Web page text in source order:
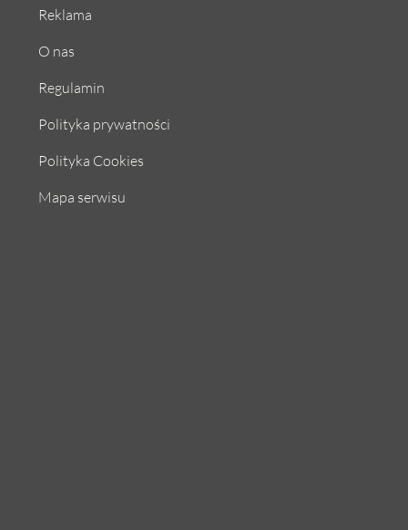
Reklama
O nas
Regulamin
Polityka prywatności
Polityka Cookies
Mapa serwisu